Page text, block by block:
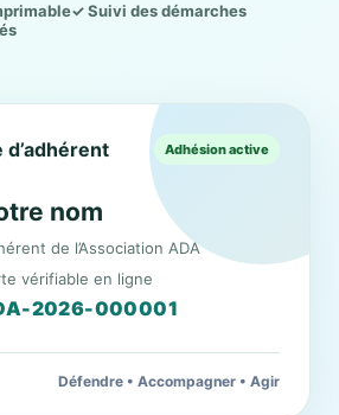
✓ Suivi des démarches
Adhésion active
nom
de l’Association ADA
vérifiable en ligne
2026-000001
Défendre • Accompagner • Agir